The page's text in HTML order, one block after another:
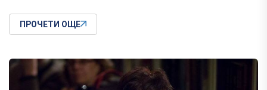
ПРОЧЕТИ ОЩЕ